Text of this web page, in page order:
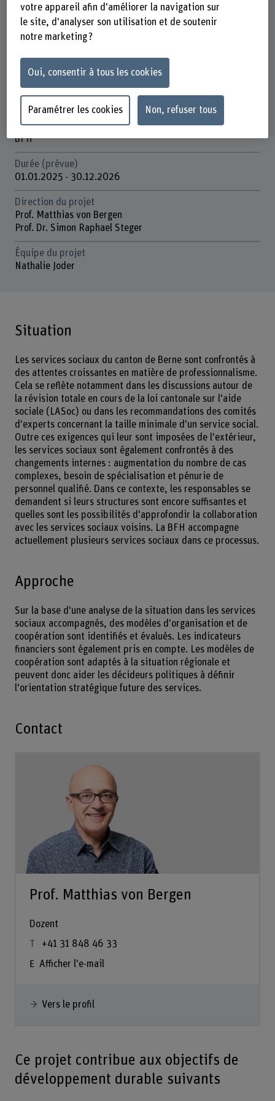
Fiche signalétique
Travail Social
Institut(s)
Institut organisation et gestion sociale
Organisation d'encouragement
BFH
Durée (prévue)
01.01.2025 - 30.12.2026
Direction du projet
Prof. Matthias von Bergen
Prof. Dr. Simon Raphael Steger
Équipe du projet
Nathalie Joder
Situation
Les services sociaux du canton de Berne sont confrontés à
des attentes croissantes en matière de professionnalisme.
Cela se reflète notamment dans les discussions autour de
la révision totale en cours de la loi cantonale sur l'aide
sociale (LASoc) ou dans les recommandations des comités
d'experts concernant la taille minimale d'un service social.
Outre ces exigences qui leur sont imposées de l'extérieur,
les services sociaux sont également confrontés à des
changements internes : augmentation du nombre de cas
complexes, besoin de spécialisation et pénurie de
personnel qualifié. Dans ce contexte, les responsables se
demandent si leurs structures sont encore suffisantes et
quelles sont les possibilités d'approfondir la collaboration
avec les services sociaux voisins. La BFH accompagne
actuellement plusieurs services sociaux dans ce processus.
Approche
Sur la base d'une analyse de la situation dans les services
sociaux accompagnés, des modèles d'organisation et de
coopération sont identifiés et évalués. Les indicateurs
financiers sont également pris en compte. Les modèles de
coopération sont adaptés à la situation régionale et
peuvent donc aider les décideurs politiques à définir
l'orientation stratégique future des services.
Contact
Prof. Matthias von Bergen
Dozent
+41 31 848 46 33
Afficher l'e-mail
Vers le profil
Ce projet contribue aux objectifs de
développement durable suivants
votre appareil afin d'améliorer la navigation sur
le site, d'analyser son utilisation et de soutenir
notre marketing ?
Oui, consentir à tous les cookies
Paramétrer les cookies Non, refuser tous